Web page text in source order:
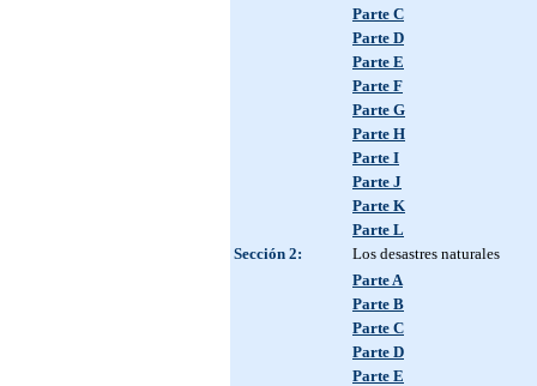
Parte C
Parte D
Parte E
Parte F
Parte G
Parte H
Parte I
Parte J
Parte K
Parte L
Sección 2:
Los desastres naturales
Parte A
Parte B
Parte C
Parte D
Parte E